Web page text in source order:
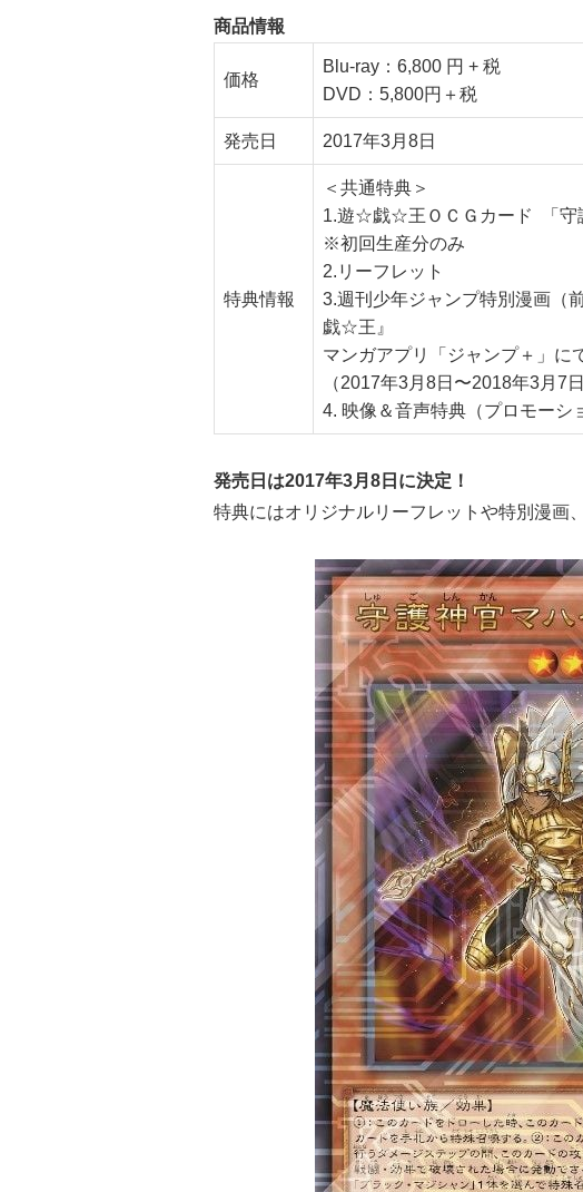
商品情報
価格
Blu-ray：6,800 円 + 税
DVD：5,800円＋税
発売日 2017年3月8日
特典情報
＜共通特典＞
1.遊☆戯☆王ＯＣＧカード 「守
※初回生産分のみ
2.リーフレット
3.週刊少年ジャンプ特別漫画（
戯☆王』
マンガアプリ「ジャンプ＋」に
（2017年3月8日〜2018年3月7
4. 映像＆音声特典（プロモーシ
発売日は2017年3月8日に決定！
特典にはオリジナルリーフレットや特別漫画